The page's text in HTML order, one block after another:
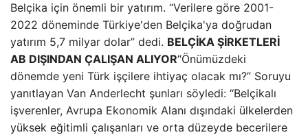
Belçika için önemli bir yatırım. “Verilere göre 2001-
2022 döneminde Türkiye'den Belçika'ya doğrudan
yatırım 5,7 milyar dolar” dedi. BELÇİKA ŞİRKETLERİ
AB DIŞINDAN ÇALIŞAN ALIYOR“Önümüzdeki
dönemde yeni Türk işçilere ihtiyaç olacak mı?” Soruyu
yanıtlayan Van Anderlecht şunları söyledi: “Belçikalı
işverenler, Avrupa Ekonomik Alanı dışındaki ülkelerden
yüksek eğitimli çalışanları ve orta düzeyde becerilere